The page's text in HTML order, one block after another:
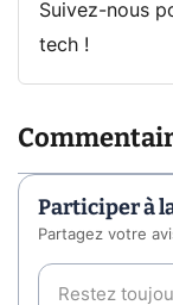
Suivez-nous
tech !
Participer à
Partagez votre